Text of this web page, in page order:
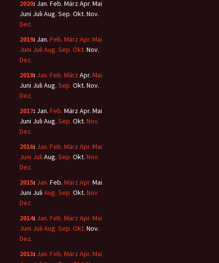
2020: Jan. Feb. MärzApr. Mai
Juni Juli Aug. Sep. Okt. Nov.
Dez.
2019: Jan. Feb. März Apr. Mai
Juni Juli Aug. Sep. Okt. Nov.
Dez.
2018: Jan. Feb. März Apr. Mai
Juni Juli Aug. Sep. Okt. Nov.
Dez.
2017: Jan. Feb. MärzApr. Mai
Juni Juli Aug. Sep. Okt. Nov.
Dez.
2016: Jan. Feb. März Apr. Mai
Juni Juli Aug. Sep. Okt. Nov.
Dez.
2015: Jan. Feb. März Apr. Mai
Juni Juli Aug. Sep. Okt. Nov.
Dez.
2014: Jan. Feb. März Apr. Mai
Juni Juli Aug. Sep. Okt. Nov.
Dez.
2013: Jan. Feb. März Apr. Mai